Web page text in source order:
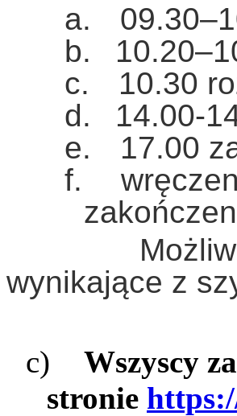
a.
b.
c.
10.30
d.
14.00-
e.
17.00
f.
wynikające z
c)
Wszyscy
stronie